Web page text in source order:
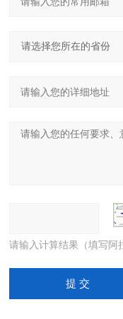
请输入计算结果（填写阿